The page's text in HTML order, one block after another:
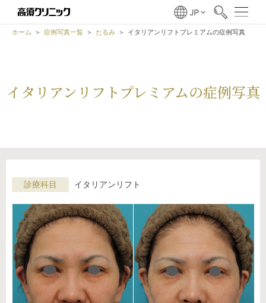
ホーム 症例写真一覧 たるみ イタリアンリフトプレミアムの症例写真
イタリアンリフトプレミアムの症例写真
診療科目 イタリアンリフト